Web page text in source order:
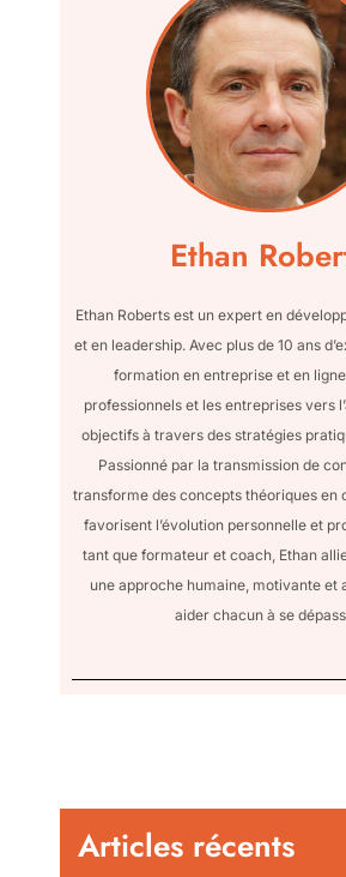
Ethan
Ethan Roberts est un expert en
et en leadership. Avec plus de 10 ans
formation en entreprise et en
professionnels et les entreprises vers
objectifs à travers des stratégies
Passionné par la transmission de
transforme des concepts théoriques en
favorisent l’évolution personnelle et
tant que formateur et coach, Ethan
une approche humaine, motivante et
aider chacun à se
Articles récents